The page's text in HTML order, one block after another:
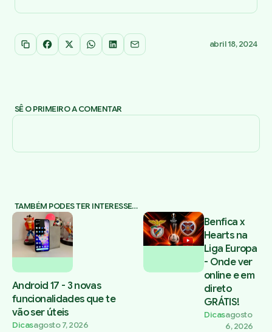
Copiar link
Facebook
X WhatsApp
LinkedInEmail abril 18, 2024
SÊ O PRIMEIRO A COMENTAR
TAMBÉM PODES TER INTERESSE…
Android 17 - 3 novas
funcionalidades que te
vão ser úteis
Dicasagosto 7, 2026
Benfica x
Hearts na
Liga Europa
- Onde ver
online e em
direto
GRÁTIS!
Dicasagosto
6, 2026